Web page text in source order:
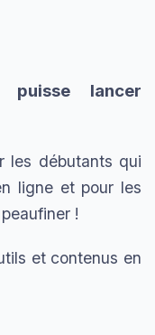
puisse lancer
les débutants qui
ligne et pour les
!
et contenus en